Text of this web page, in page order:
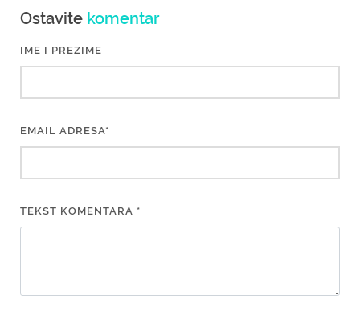
Ostavite komentar
IME I PREZIME
EMAIL ADRESA*
TEKST KOMENTARA *